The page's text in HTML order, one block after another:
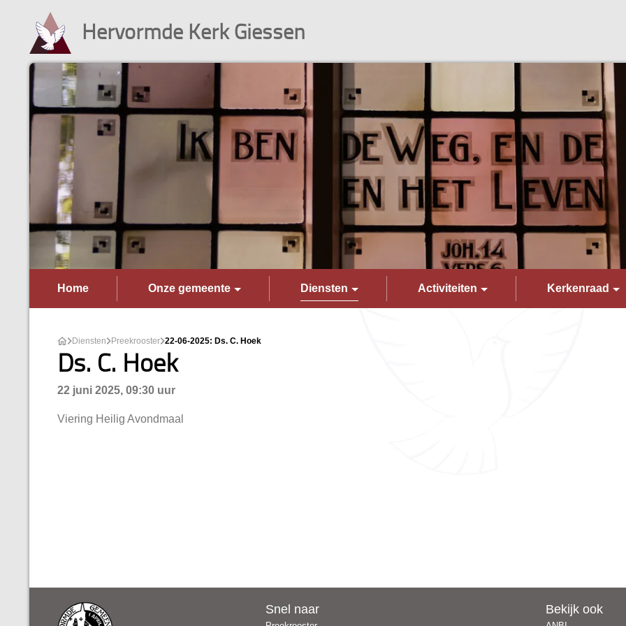
Hervormde Kerk Giessen
Home Onze gemeente Diensten Activiteiten Kerkenraad
Diensten Preekrooster 22-06-2025: Ds. C. Hoek
Ds. C. Hoek
22 juni 2025, 09:30 uur
Viering Heilig Avondmaal
Snel naar Bekijk ook